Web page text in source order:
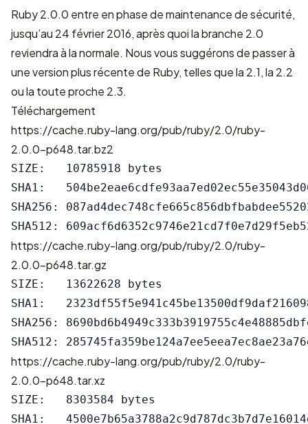
Ruby 2.0.0 entre en phase de maintenance de sécurité,
jusqu’au 24 février 2016, après quoi la branche 2.0
reviendra à la normale. Nous vous suggérons de passer à
une version plus récente de Ruby, telles que la 2.1, la 2.2
ou la toute proche 2.3.
Téléchargement
https://cache.ruby-lang.org/pub/ruby/2.0/ruby-
2.0.0-p648.tar.bz2
SIZE:   10785918 bytes
SHA1:
SHA256:
https://cache.ruby-lang.org/pub/ruby/2.0/ruby-
2.0.0-p648.tar.gz
SIZE:   13622628 bytes
SHA1:
SHA256:
https://cache.ruby-lang.org/pub/ruby/2.0/ruby-
2.0.0-p648.tar.xz
SIZE:   8303584 bytes
SHA1: